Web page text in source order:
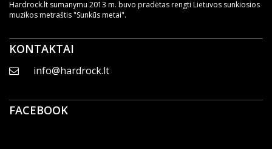
Hardrock.lt sumanymu 2013 m. buvo pradėtas rengti Lietuvos sunkiosios
muzikos metraštis "Sunkūs metai".
KONTAKTAI
info@hardrock.lt
FACEBOOK